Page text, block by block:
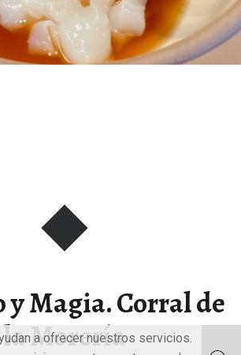
y Magia. Corral de
la Morería
a ofrecer nuestros servicios.